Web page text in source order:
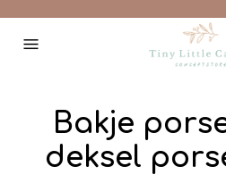
Bakje
deksel